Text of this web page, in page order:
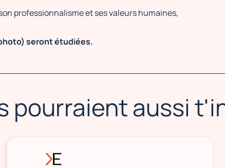
professionnalisme et ses valeurs humaines,
seront étudiées.
pourraient aussi